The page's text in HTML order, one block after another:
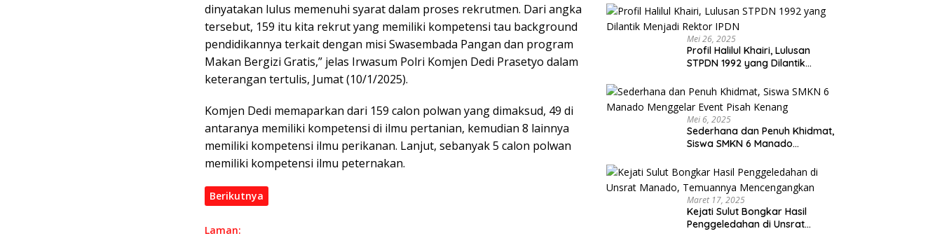
dinyatakan lulus memenuhi syarat dalam proses rekrutmen. Dari angka
tersebut, 159 itu kita rekrut yang memiliki kompetensi tau background
pendidikannya terkait dengan misi Swasembada Pangan dan program
Makan Bergizi Gratis,” jelas Irwasum Polri Komjen Dedi Prasetyo dalam
keterangan tertulis, Jumat (10/1/2025).
Komjen Dedi memaparkan dari 159 calon polwan yang dimaksud, 49 di
antaranya memiliki kompetensi di ilmu pertanian, kemudian 8 lainnya
memiliki kompetensi ilmu perikanan. Lanjut, sebanyak 5 calon polwan
memiliki kompetensi ilmu peternakan.
Berikutnya
Laman:
Mei 26, 2025
Profil Halilul Khairi, Lulusan
STPDN 1992 yang Dilantik
Mei 6, 2025
Sederhana dan Penuh Khidmat,
Siswa SMKN 6 Manado
Maret 17, 2025
Kejati Sulut Bongkar Hasil
Penggeledahan di Unsrat